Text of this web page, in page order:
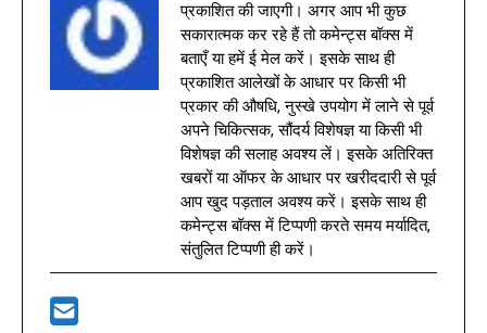
प्रकाशित की जाएगी। अगर आप भी कुछ
सकारात्मक कर रहे हैं तो कमेन्ट्स बॉक्स में
बताएँ या हमें ई मेल करें। इसके साथ ही
प्रकाशित आलेखों के आधार पर किसी भी
प्रकार की औषधि, नुस्खे उपयोग में लाने से पूर्व
अपने चिकित्सक, सौंदर्य विशेषज्ञ या किसी भी
विशेषज्ञ की सलाह अवश्य लें। इसके अतिरिक्त
खबरों या ऑफर के आधार पर खरीददारी से पूर्व
आप खुद पड़ताल अवश्य करें। इसके साथ ही
कमेन्ट्स बॉक्स में टिप्पणी करते समय मर्यादित,
संतुलित टिप्पणी ही करें।